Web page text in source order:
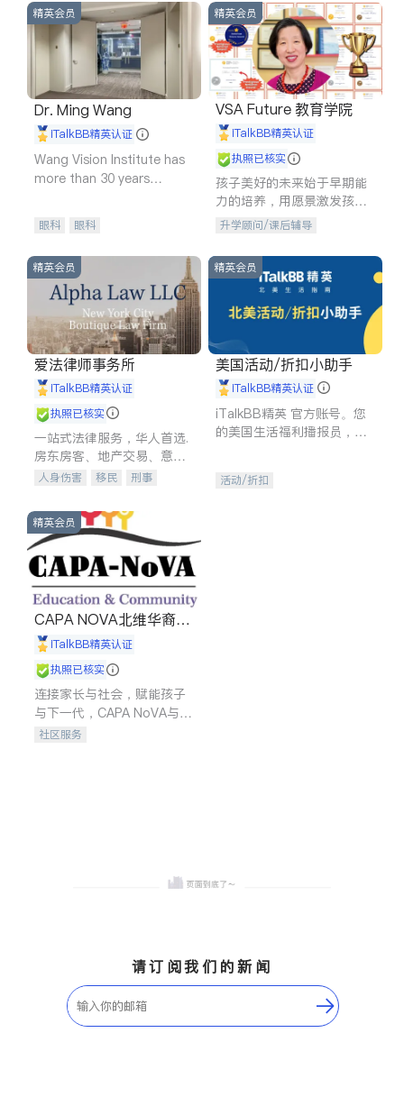
商铺租售
开发商建商
精英会员
Dr. Ming Wang
iTalkBB精英认证
Wang Vision Institute has
more than 30 years
眼科 眼科
精英会员
VSA Future 教育学院
iTalkBB精英认证
执照已核实
孩子美好的未来始于早期能
力的培养，用愿景激发孩子
的学习潜力和动力。理念：
石。
升学顾问/课后辅导
精英会员
爱法律师事务所
iTalkBB精英认证
执照已核实
一站式法律服务，华人首选.
房东房客、地产交易、意外
伤害、车祸重伤、商业诉
建筑合同、刑事案件全包办
人身伤害 移民
刑事
信托/遗嘱
商业
索赔
律师-其它 保释
精英会员
美国活动/折扣小助手
iTalkBB精英认证
iTalkBB精英 官方账号。您
的美国生活福利播报员，精
专属福利。
活动/折扣
精英会员
CAPA NOVA北维华裔家
长会iTalkBB精英认证
执照已核实
连接家长与社会，赋能孩子
与下一代，CAPA NoVA与您
携手建设包容、公平、充满
社区服务
请订阅我们的新闻